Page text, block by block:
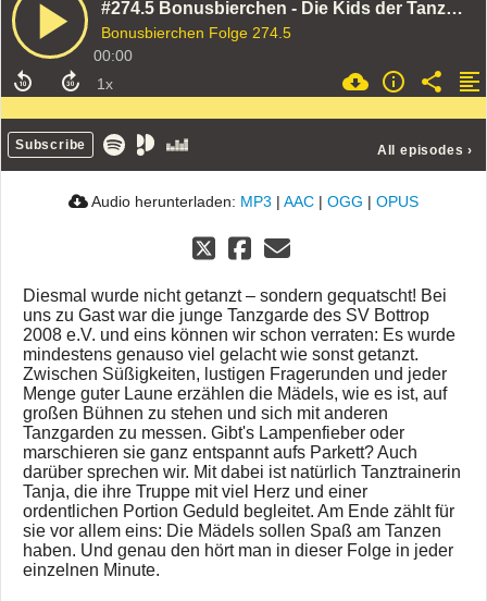
#274.5 Bonusbierchen - Die Kids der Tanzgarde
Bonusbierchen Folge 274.5
00:00
Subscribe All episodes ›
Audio herunterladen: MP3 | AAC | OGG | OPUS
Diesmal wurde nicht getanzt – sondern gequatscht! Bei
uns zu Gast war die junge Tanzgarde des SV Bottrop
2008 e.V. und eins können wir schon verraten: Es wurde
mindestens genauso viel gelacht wie sonst getanzt.
Zwischen Süßigkeiten, lustigen Fragerunden und jeder
Menge guter Laune erzählen die Mädels, wie es ist, auf
großen Bühnen zu stehen und sich mit anderen
Tanzgarden zu messen. Gibt's Lampenfieber oder
marschieren sie ganz entspannt aufs Parkett? Auch
darüber sprechen wir. Mit dabei ist natürlich Tanztrainerin
Tanja, die ihre Truppe mit viel Herz und einer
ordentlichen Portion Geduld begleitet. Am Ende zählt für
sie vor allem eins: Die Mädels sollen Spaß am Tanzen
haben. Und genau den hört man in dieser Folge in jeder
einzelnen Minute.